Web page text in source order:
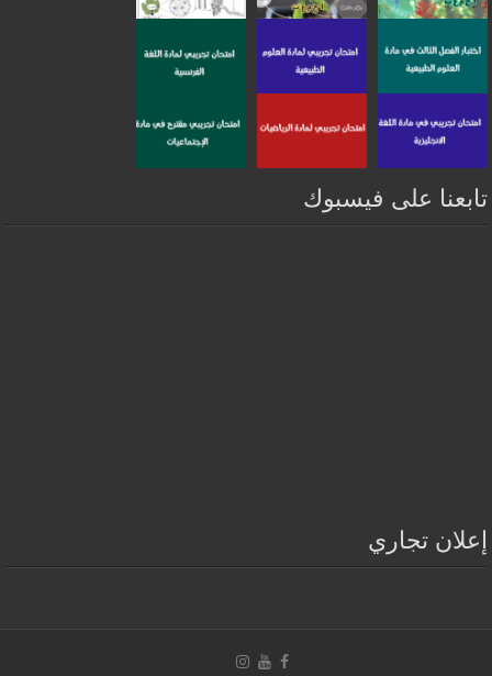
تابعنا على فيسبوك
إعلان تجاري